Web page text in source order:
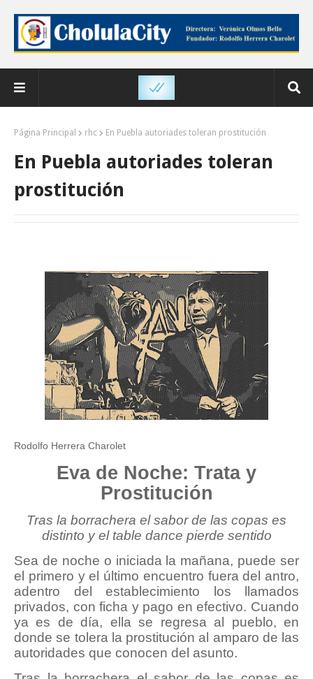
Página Principal rhc En Puebla autoriades toleran prostitución
En Puebla autoriades toleran
prostitución
Rodolfo Herrera Charolet
Eva de Noche: Trata y
Prostitución
Tras la borrachera el sabor de las copas es
distinto y el table dance pierde sentido
Sea de noche o iniciada la mañana, puede ser
el primero y el último encuentro fuera del antro,
adentro del establecimiento los llamados
privados, con ficha y pago en efectivo. Cuando
ya es de día, ella se regresa al pueblo, en
donde se tolera la prostitución al amparo de las
autoridades que conocen del asunto.